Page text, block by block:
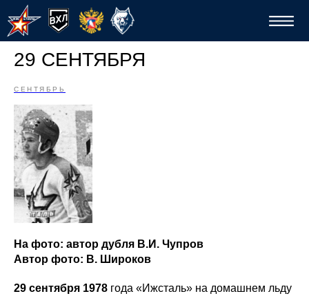
29 СЕНТЯБРЯ
СЕНТЯБРЬ
На фото: автор дубля В.И. Чупров
Автор фото: В. Широков
29 сентября 1978 года «Ижсталь» на домашнем льду